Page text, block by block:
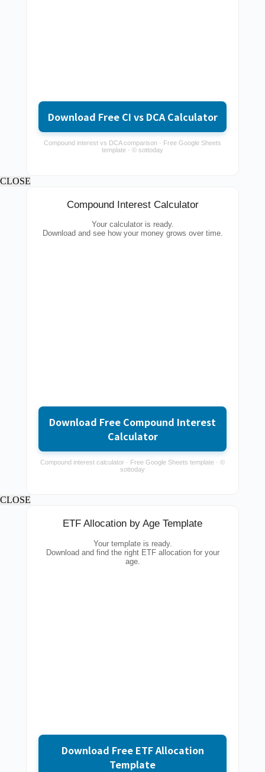
Download Free CI vs DCA Calculator
Compound interest vs DCA comparison · Free Google Sheets
template · © sottoday
CLOSE
Compound Interest Calculator
Your calculator is ready.
Download and see how your money grows over time.
Download Free Compound Interest
Calculator
Compound interest calculator · Free Google Sheets template · ©
sottoday
CLOSE
ETF Allocation by Age Template
Your template is ready.
Download and find the right ETF allocation for your
age.
Download Free ETF Allocation
Template